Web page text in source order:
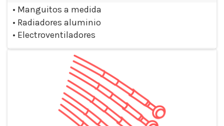
• Manguitos a medida
• Radiadores aluminio
• Electroventiladores